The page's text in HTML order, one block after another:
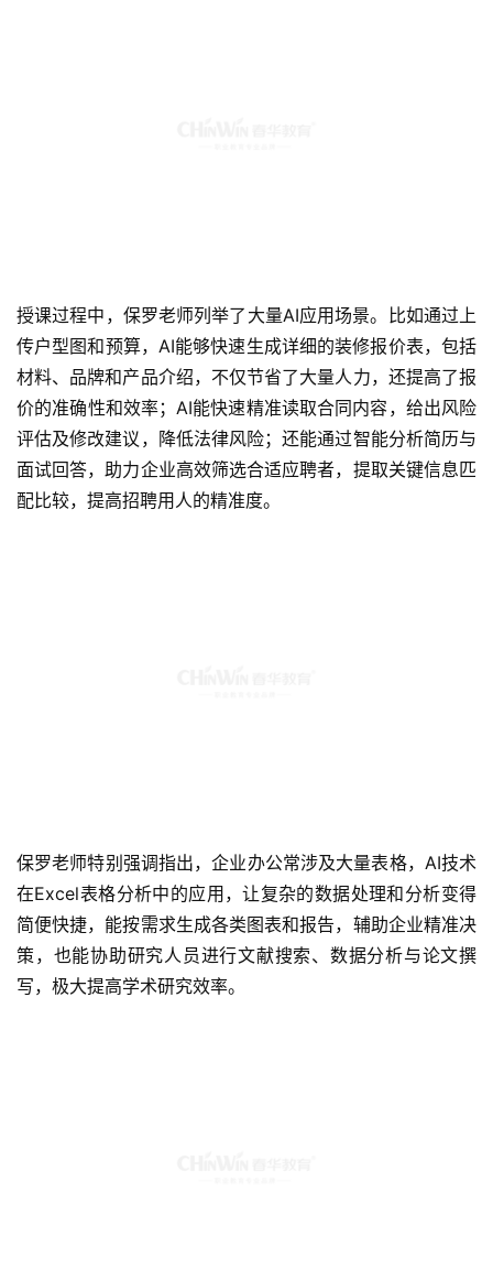
授课过程中，保罗老师列举了大量AI应用场景。比如通过上
传户型图和预算，AI能够快速生成详细的装修报价表，包括
材料、品牌和产品介绍，不仅节省了大量人力，还提高了报
价的准确性和效率；AI能快速精准读取合同内容，给出风险
评估及修改建议，降低法律风险；还能通过智能分析简历与
面试回答，助力企业高效筛选合适应聘者，提取关键信息匹
配比较，提高招聘用人的精准度。
保罗老师特别强调指出，企业办公常涉及大量表格，AI技术
在Excel表格分析中的应用，让复杂的数据处理和分析变得
简便快捷，能按需求生成各类图表和报告，辅助企业精准决
策，也能协助研究人员进行文献搜索、数据分析与论文撰
写，极大提高学术研究效率。